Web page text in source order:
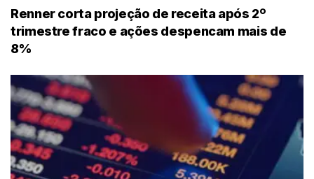
Renner corta projeção de receita após 2º
trimestre fraco e ações despencam mais de
8%